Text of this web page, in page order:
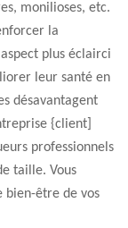
monilioses, etc.
la
plus éclairci
leur santé en
désavantagent
{client]
professionnels
taille. Vous
bien-être de vos